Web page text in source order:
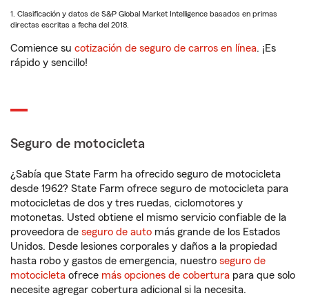
1. Clasificación y datos de S&P Global Market Intelligence basados en primas
directas escritas a fecha del 2018.
Comience su cotización de seguro de carros en línea. ¡Es
rápido y sencillo!
Seguro de motocicleta
¿Sabía que State Farm ha ofrecido seguro de motocicleta
desde 1962? State Farm ofrece seguro de motocicleta para
motocicletas de dos y tres ruedas, ciclomotores y
motonetas. Usted obtiene el mismo servicio confiable de la
proveedora de seguro de auto más grande de los Estados
Unidos. Desde lesiones corporales y daños a la propiedad
hasta robo y gastos de emergencia, nuestro seguro de
motocicleta ofrece más opciones de cobertura para que solo
necesite agregar cobertura adicional si la necesita.